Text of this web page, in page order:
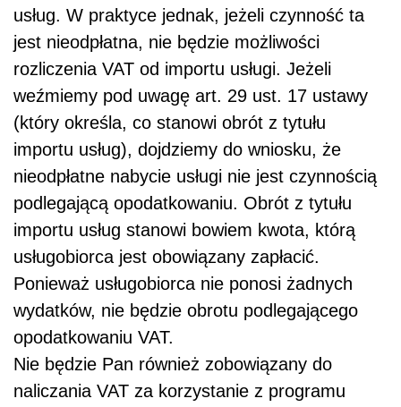
usług. W praktyce jednak, jeżeli czynność ta
jest nieodpłatna, nie będzie możliwości
rozliczenia VAT od importu usługi. Jeżeli
weźmiemy pod uwagę art. 29 ust. 17 ustawy
(który określa, co stanowi obrót z tytułu
importu usług), dojdziemy do wniosku, że
nieodpłatne nabycie usługi nie jest czynnością
podlegającą opodatkowaniu. Obrót z tytułu
importu usług stanowi bowiem kwota, którą
usługobiorca jest obowiązany zapłacić.
Ponieważ usługobiorca nie ponosi żadnych
wydatków, nie będzie obrotu podlegającego
opodatkowaniu VAT.
Nie będzie Pan również zobowiązany do
naliczania VAT za korzystanie z programu